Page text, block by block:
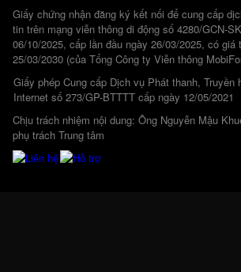
Giấy chứng nhận đăng ký kết nối để cung cấp
tin trên mạng viễn thông di động số 4280/GCN-
06/10/2025, cấp lần đầu ngày 26/03/2025, có giá
25/03/2030 (của Tổng Công ty Viễn thông
Giấy phép Cung cấp Dịch vụ Phát thanh, Truyền
Internet số 273/GP-BTTTT cấp ngày 12/05/2021
Chịu trách nhiệm nội dung: Ông Nguyễn Mậu
phụ trách Trung tâm